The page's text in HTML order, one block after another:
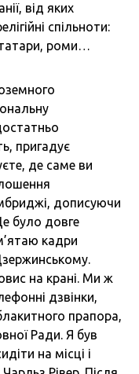
від яких
спільноти:
татари, роми…
пригадує
де саме ви
дописуючи
було довге
кадри
на крані. Ми ж
дзвінки,
прапора,
Ради. Я був
на місці і